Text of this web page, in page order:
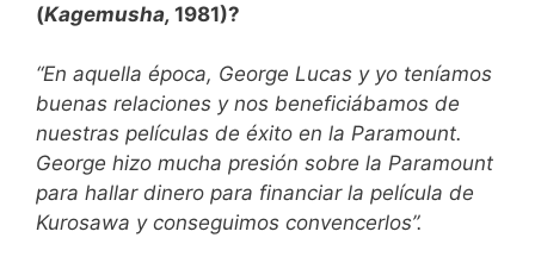
(Kagemusha, 1981)?
“En aquella época, George Lucas y yo teníamos
buenas relaciones y nos beneficiábamos de
nuestras películas de éxito en la Paramount.
George hizo mucha presión sobre la Paramount
para hallar dinero para financiar la película de
Kurosawa y conseguimos convencerlos”.